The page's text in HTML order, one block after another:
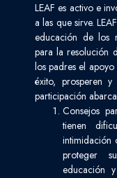
LEAF es activo e
a las que sirve.
educación de los
para la resolución
los padres el apoyo
éxito, prosperen
participación
Consejos
tienen
intimidación
proteger
educación